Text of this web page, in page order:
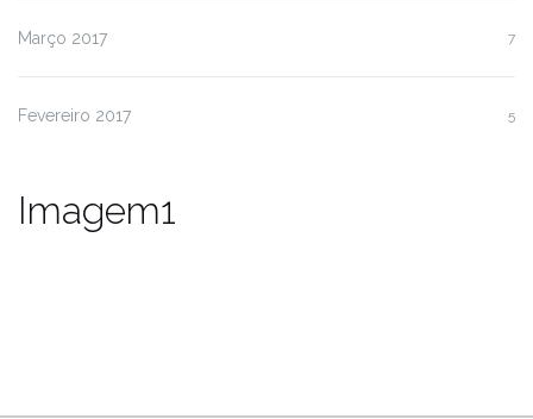
Março 2017 7
Fevereiro 2017 5
Imagem1